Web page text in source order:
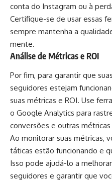
conta do Instagram ou à
Certifique-se de usar essas
sempre mantenha a
mente.
Análise de Métricas e ROI
Por fim, para garantir que
seguidores estejam
suas métricas e ROI. Use
o Google Analytics para
conversões e outras
Ao monitorar suas métricas,
táticas estão funcionando e
Isso pode ajudá-lo a
seguidores e garantir que